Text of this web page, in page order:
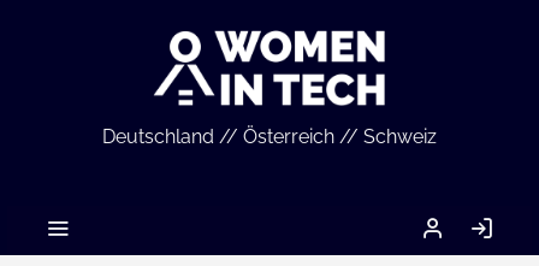
Deutschland // Österreich // Schweiz
MEIN
ACCOUNT